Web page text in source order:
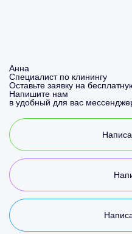
Анна
Специалист по клинингу
Оставьте заявку на
Напишите нам
в удобный для вас